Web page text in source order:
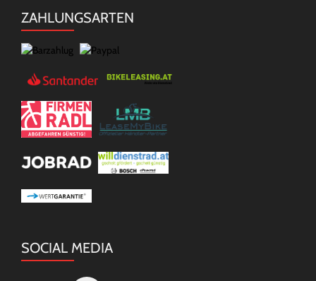
ZAHLUNGSARTEN
SOCIAL MEDIA